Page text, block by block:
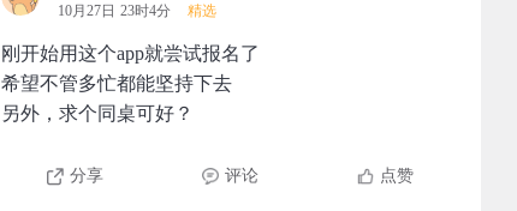
10月27日 23时4分 精选
刚开始用这个app就尝试报名了
希望不管多忙都能坚持下去
另外，求个同桌可好？
分享 评论 点赞